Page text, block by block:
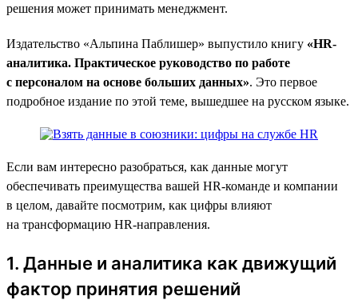
решения может принимать менеджмент.
Издательство «Альпина Паблишер» выпустило книгу «HR-
аналитика. Практическое руководство по работе
с персоналом на основе больших данных». Это первое
подробное издание по этой теме, вышедшее на русском языке.
Если вам интересно разобраться, как данные могут
обеспечивать преимущества вашей HR-команде и компании
в целом, давайте посмотрим, как цифры влияют
на трансформацию HR-направления.
1. Данные и аналитика как движущий
фактор принятия решений